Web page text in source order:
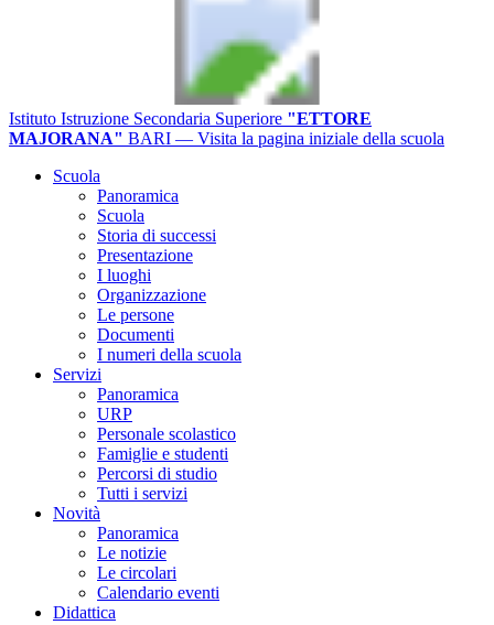
Istituto Istruzione Secondaria Superiore "ETTORE
MAJORANA" BARI — Visita la pagina iniziale della scuola
Scuola
Panoramica
Scuola
Storia di successi
Presentazione
I luoghi
Organizzazione
Le persone
Documenti
I numeri della scuola
Servizi
Panoramica
URP
Personale scolastico
Famiglie e studenti
Percorsi di studio
Tutti i servizi
Novità
Panoramica
Le notizie
Le circolari
Calendario eventi
Didattica